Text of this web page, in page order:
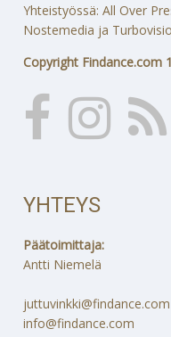
Yhteistyössä: All Over
Nostemedia ja
Copyright Findance.com
YHTEYS
Päätoimittaja:
Antti Niemelä
juttuvinkki@findance.com
info@findance.com